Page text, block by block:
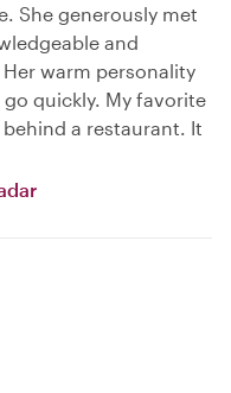
She generously met
and
warm personality
quickly. My favorite
a restaurant. It